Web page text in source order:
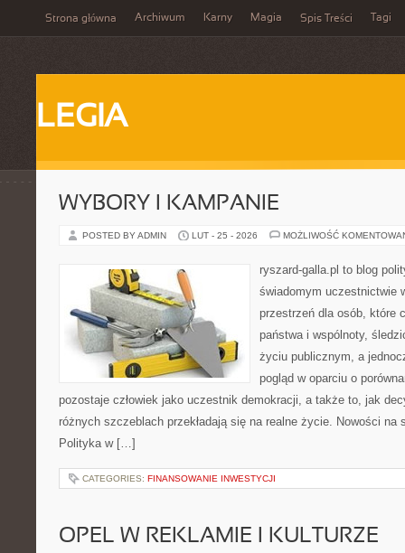
Strona główna Archiwum Karny Magia Spis Treści Tagi
LEGIA
WYBORY I KAMPANIE
POSTED BY ADMIN LUT - 25 - 2026 MOŻLIWOŚĆ
ryszard-galla.pl to blog
świadomym uczestnictwie
przestrzeń dla osób, które
państwa i wspólnoty,
życiu publicznym, a
pogląd w oparciu o
pozostaje człowiek jako uczestnik demokracji, a także to, jak
różnych szczeblach przekładają się na realne życie. Nowości na
Polityka w […]
CATEGORIES: FINANSOWANIE INWESTYCJI
OPEL W REKLAMIE I KULTURZE